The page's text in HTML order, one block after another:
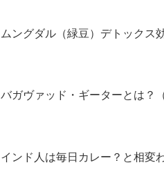
ムングダル（緑豆）デトックス
バガヴァッド・ギーターとは？
インド人は毎日カレー？と相変